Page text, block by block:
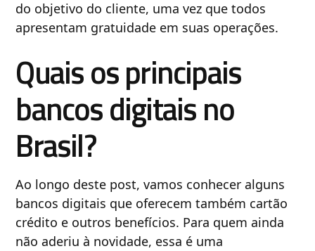
do objetivo do cliente, uma vez que todos
apresentam gratuidade em suas operações.
Quais os principais
bancos digitais no
Brasil?
Ao longo deste post, vamos conhecer alguns
bancos digitais que oferecem também cartão
crédito e outros benefícios. Para quem ainda
não aderiu à novidade, essa é uma